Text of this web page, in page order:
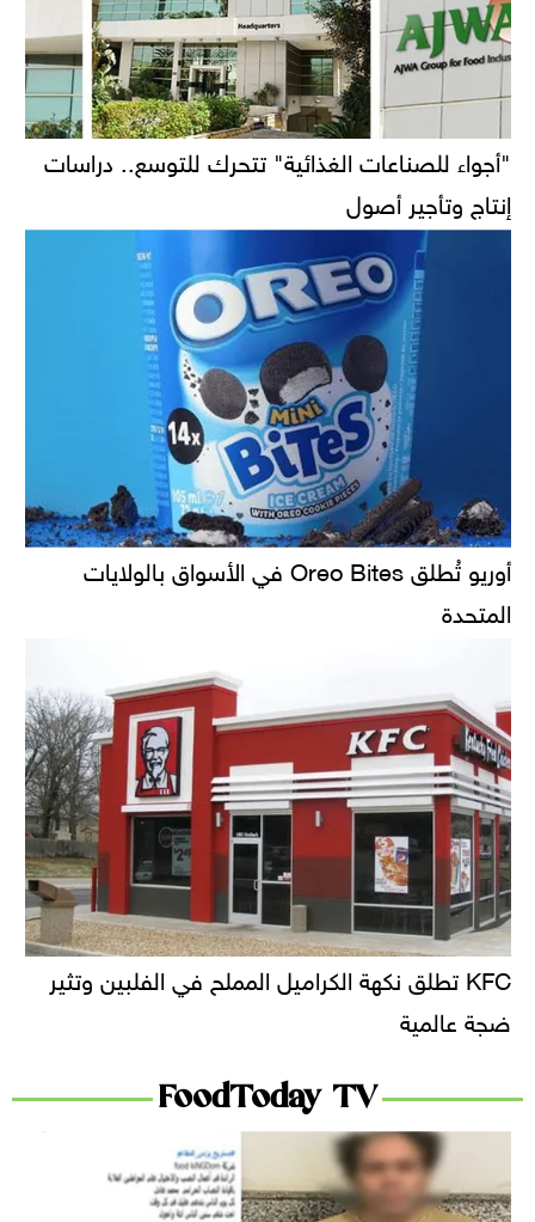
"أجواء للصناعات الغذائية" تتحرك للتوسع.. دراسات
إنتاج وتأجير أصول
أوريو تُطلق Oreo Bites في الأسواق بالولايات
المتحدة
KFC تطلق نكهة الكراميل المملح في الفلبين وتثير
ضجة عالمية
FoodToday TV